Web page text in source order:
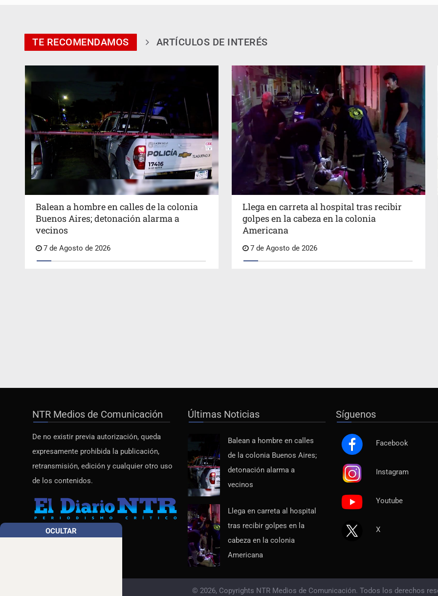
TE RECOMENDAMOS ARTÍCULOS DE INTERÉS
Balean a hombre en calles de la colonia
Buenos Aires; detonación alarma a
vecinos
7 de Agosto de 2026
Llega en carreta al hospital tras recibir
golpes en la cabeza en la colonia
Americana
7 de Agosto de 2026
NTR Medios de Comunicación
De no existir previa autorización, queda
expresamente prohibida la publicación,
retransmisión, edición y cualquier otro uso
de los contenidos.
Últimas Noticias
Balean a hombre en calles
de la colonia Buenos Aires;
detonación alarma a
vecinos
Llega en carreta al hospital
tras recibir golpes en la
cabeza en la colonia
Americana
Síguenos
Facebook
Instagram
Youtube
X
© 2026, Copyrights NTR Medios de Comunicación. Todos los derechos
OCULTAR